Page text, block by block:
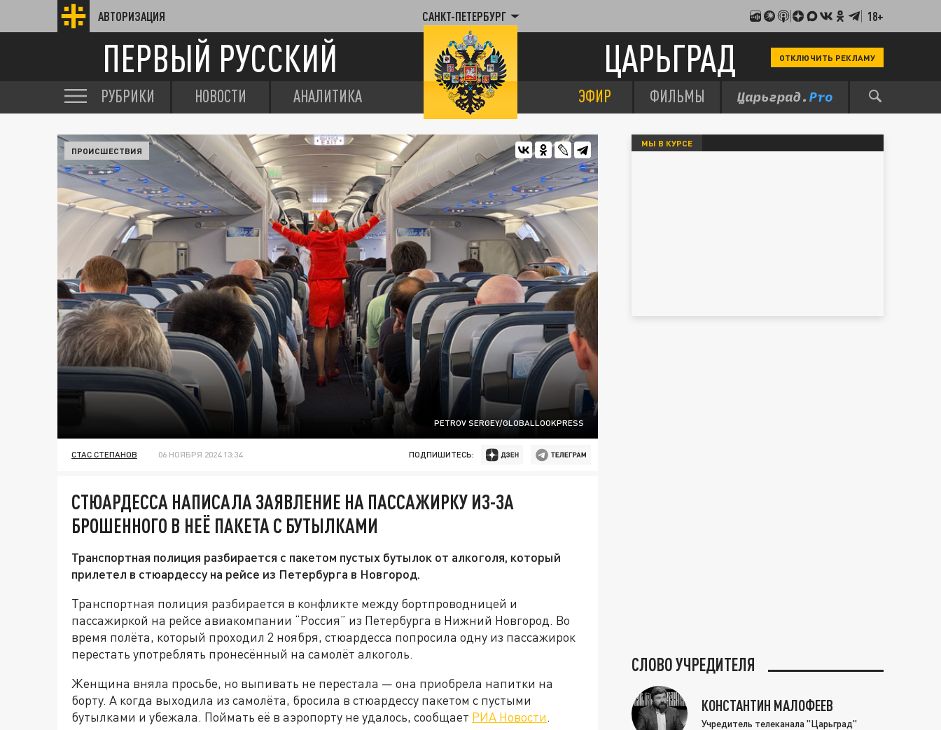
АВТОРИЗАЦИЯ САНКТ-ПЕТЕРБУРГ 18+
ПЕРВЫЙ РУССКИЙ ЦАРЬГРАД ОТКЛЮЧИТЬ РЕКЛАМУ
РУБРИКИ НОВОСТИ АНАЛИТИКА ЭФИР ФИЛЬМЫ
PETROV SERGEY/GLOBALLOOKPRESS
ПРОИСШЕСТВИЯ
СТАС СТЕПАНОВ 06 НОЯБРЯ 2024 13:34 ПОДПИШИТЕСЬ:
СТЮАРДЕССА НАПИСАЛА ЗАЯВЛЕНИЕ НА ПАССАЖИРКУ ИЗ-ЗА
БРОШЕННОГО В НЕЁ ПАКЕТА С БУТЫЛКАМИ
Транспортная полиция разбирается с пакетом пустых бутылок от алкоголя, который
прилетел в стюардессу на рейсе из Петербурга в Новгород.
Транспортная полиция разбирается в конфликте между бортпроводницей и
пассажиркой на рейсе авиакомпании “Россия” из Петербурга в Нижний Новгород. Во
время полёта, который проходил 2 ноября, стюардесса попросила одну из пассажирок
перестать употреблять пронесённый на самолёт алкоголь.
Женщина вняла просьбе, но выпивать не перестала — она приобрела напитки на
борту. А когда выходила из самолёта, бросила в стюардессу пакетом с пустыми
бутылками и убежала. Поймать её в аэропорту не удалось, сообщает РИА Новости.
МЫ В КУРСЕ
СЛОВО УЧРЕДИТЕЛЯ
КОНСТАНТИН МАЛОФЕЕВ
Учредитель телеканала "Царьград"